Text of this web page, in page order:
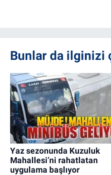
Bunlar da ilginizi
Yaz sezonunda Kuzuluk
Mahallesi’ni rahatlatan
uygulama başlıyor